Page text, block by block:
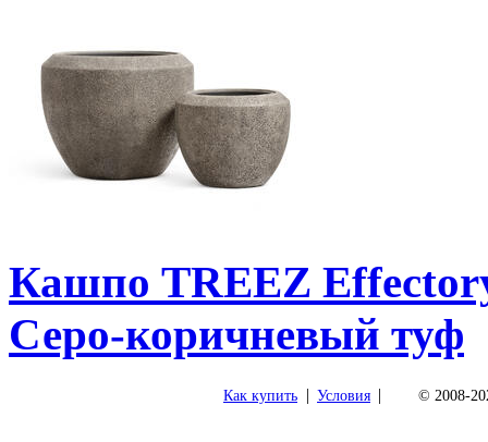
Кашпо TREEZ
Серо-коричневый туф
Как купить | Условия | © 2008-